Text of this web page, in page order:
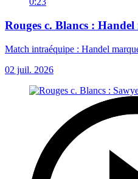
Rouges c. Blancs :
Match intraéquipe : Handel
02 juil. 2026